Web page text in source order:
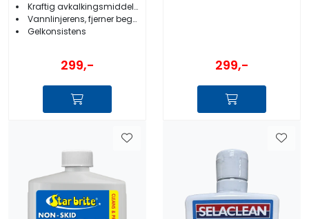
Kraftig avkalkingsmiddel og flekkfjerner
Vannlinjerens, fjerner begroing, rustflekker etc.
Gelkonsistens
299,- 299,-